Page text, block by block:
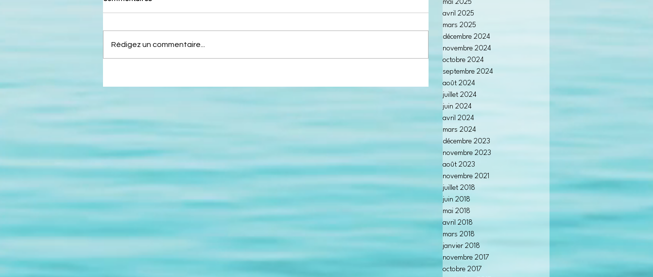
Rédigez un commentaire...
mai 2025
avril 2025
mars 2025
décembre 2024
novembre 2024
octobre 2024
septembre 2024
août 2024
juillet 2024
juin 2024
avril 2024
mars 2024
décembre 2023
novembre 2023
août 2023
novembre 2021
juillet 2018
juin 2018
mai 2018
avril 2018
mars 2018
janvier 2018
novembre 2017
octobre 2017